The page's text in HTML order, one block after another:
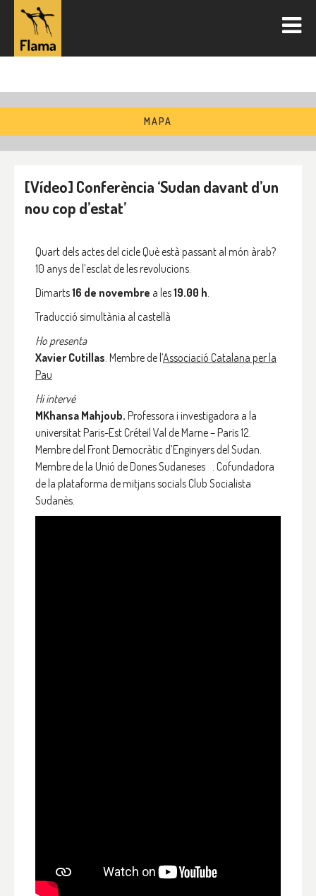
MAPA
[Vídeo] Conferència ‘Sudan davant d’un
nou cop d’estat’
Quart dels actes del cicle Què està passant al món àrab?
10 anys de l’esclat de les revolucions.
Dimarts16 de novembre a les19.00 h.
Traducció simultània al castellà
Ho presenta
Xavier Cutillas. Membre de l’Associació Catalana per la
Pau
Hi intervé
MKhansa Mahjoub. Professora i investigadora a la
universitat Paris-Est Créteil Val de Marne – Paris 12.
Membre del Front Democràtic d’Enginyers del Sudan.
Membre de la Unió de Dones Sudaneses . Cofundadora
de la plataforma de mitjans socials Club Socialista
Sudanès.